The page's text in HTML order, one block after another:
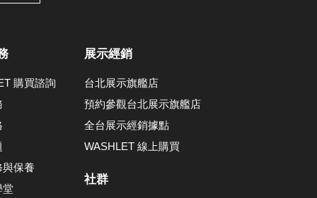
購買諮詢
保養
堂
展示經銷
台北展示旗艦店
預約參觀台北展示旗艦店
全台展示經銷據點
WASHLET 線上購買
社群